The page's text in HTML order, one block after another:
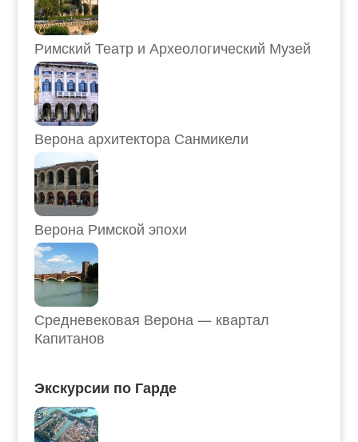
Римский Театр и Археологический Музей
Верона архитектора Санмикели
Верона Римской эпохи
Средневековая Верона — квартал
Капитанов
Экскурсии по Гарде